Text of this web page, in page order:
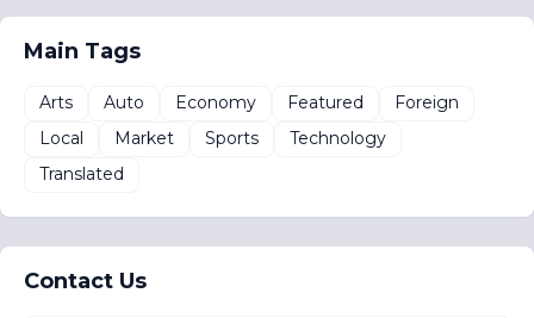
Main Tags
Arts Auto Economy Featured
Foreign
Local
Market Sports
Technology
Translated
Contact Us